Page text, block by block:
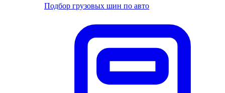
Подбор грузовых шин по авто